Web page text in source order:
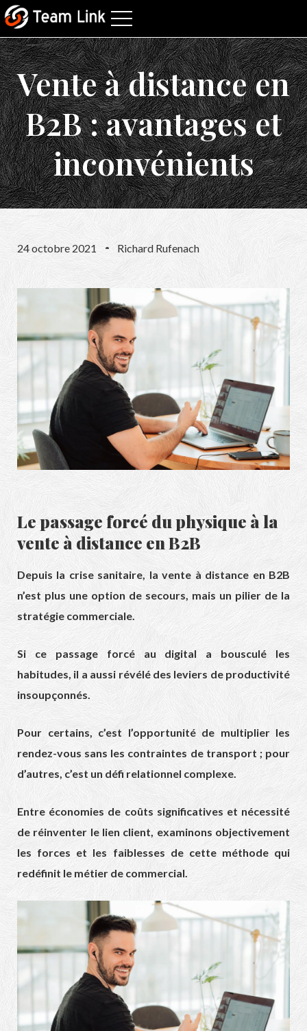
Vente à distance en
B2B : avantages et
inconvénients
24 octobre 2021 Richard Rufenach
Le passage forcé du physique à la
vente à distance en B2B
Depuis la crise sanitaire, la vente à distance en B2B
n’est plus une option de secours, mais un pilier de la
stratégie commerciale.
Si ce passage forcé au digital a bousculé les
habitudes, il a aussi révélé des leviers de productivité
insoupçonnés.
Pour certains, c’est l’opportunité de multiplier les
rendez-vous sans les contraintes de transport ; pour
d’autres, c’est un défi relationnel complexe.
Entre économies de coûts significatives et nécessité
de réinventer le lien client, examinons objectivement
les forces et les faiblesses de cette méthode qui
redéfinit le métier de commercial.